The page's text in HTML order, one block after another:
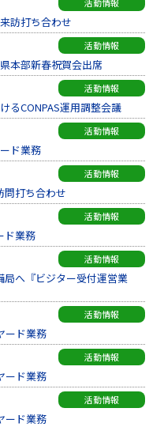
訪打ち合わせ
活動情報
本部新春祝賀会出席
活動情報
るCONPAS運用調整会議
活動情報
ド業務
活動情報
問打ち合わせ
活動情報
ド業務
活動情報
局へ『ビジター受付運営業
活動情報
ード業務
活動情報
ード業務
活動情報
ード業務